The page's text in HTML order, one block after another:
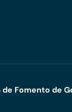
Fomento de